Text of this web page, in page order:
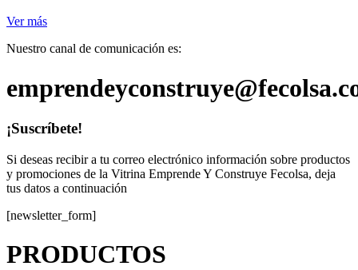
Ver más
Nuestro canal de comunicación es:
¡Suscríbete!
Si deseas recibir a tu correo electrónico información sobre productos
y promociones de la Vitrina Emprende Y Construye Fecolsa, deja
tus datos a continuación
[newsletter_form]
PRODUCTOS